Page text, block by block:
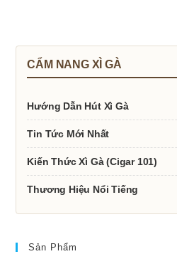
CẨM NANG XÌ GÀ
Hướng Dẫn Hút Xì Gà
Tin Tức Mới Nhất
Kiến Thức Xì Gà (Cigar 101)
Thương Hiệu Nổi Tiếng
Sản Phẩm